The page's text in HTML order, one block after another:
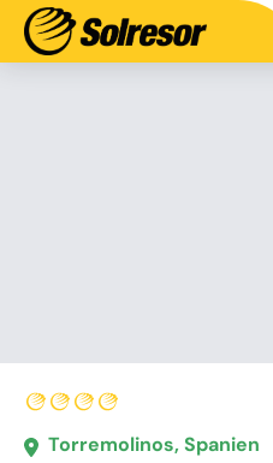
Torremolinos, Spanien